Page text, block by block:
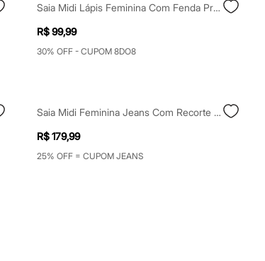
Saia Midi Lápis Feminina Com Fenda Preta
R$ 99,99
30% OFF - CUPOM 8DO8
Saia Midi Feminina Jeans Com Recorte E Franzidos Cintura Alta Azul
R$ 179,99
25% OFF = CUPOM JEANS